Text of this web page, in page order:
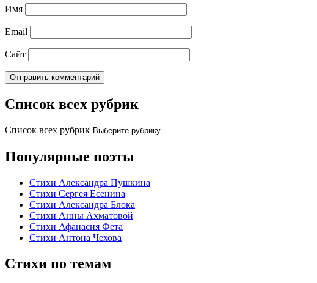
Имя
Email
Сайт
Список всех рубрик
Список всех рубрик
Популярные поэты
Стихи Александра Пушкина
Стихи Сергея Есенина
Стихи Александра Блока
Стихи Анны Ахматовой
Стихи Афанасия Фета
Стихи Антона Чехова
Стихи по темам